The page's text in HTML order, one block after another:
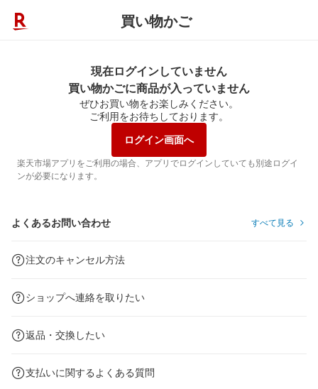
買い物かご
現在ログインしていません
買い物かごに商品が入っていません
ぜひお買い物をお楽しみください。
ご利用をお待ちしております。
ログイン画面へ
楽天市場アプリをご利用の場合、アプリでログインしていても別途ログイ
ンが必要になります。
よくあるお問い合わせ すべて見る
注文のキャンセル方法
ショップへ連絡を取りたい
返品・交換したい
支払いに関するよくある質問